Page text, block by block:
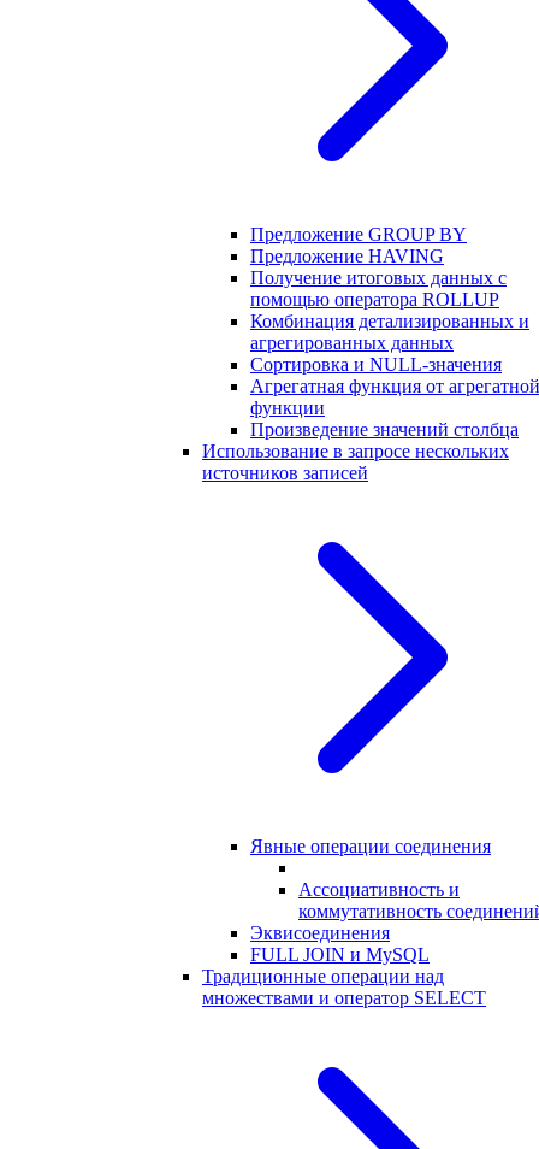
Предложение GROUP BY
Предложение HAVING
Получение итоговых данных с
помощью оператора ROLLUP
Комбинация детализированных и
агрегированных данных
Сортировка и NULL-значения
Агрегатная функция от агрегатной
функции
Произведение значений столбца
Использование в запросе нескольких
источников записей
Явные операции соединения
Ассоциативность и
коммутативность
Эквисоединения
FULL JOIN и MySQL
Традиционные операции над
множествами и оператор SELECT